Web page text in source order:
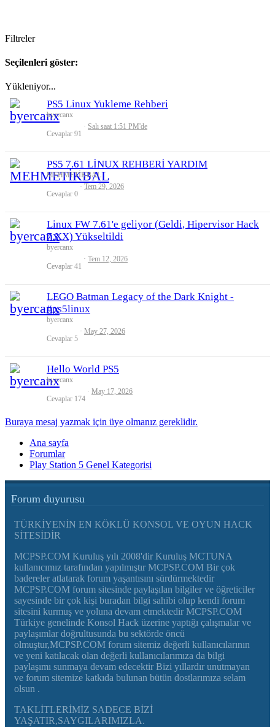
Filtreler
Seçilenleri göster:
Yükleniyor...
PS5 Linux Yukleme Rehberi
byercanx
Cevaplar 91
Salı saat 1:51 PM'de
PS5 7.61 LİNUX REHBERİ YARDIM
MEHMETİKBAL
Cevaplar 0
Tem 29, 2026
Linux FW 7.61'e geliyor (Geldi, Hipervisor Hack
7.XX) Yükseltildi
byercanx
Cevaplar 41
Tem 12, 2026
LEGO Batman Legacy of the Dark Knight -
#ps5linux
byercanx
Cevaplar 5
May 27, 2026
Hello World PS5
byercanx
Cevaplar 174
May 17, 2026
Buraya mesaj yazmak için üye olmanız gereklidir.
Ana sayfa
Forumlar
Play Station 5 Genel Kategorisi
Forum duyurusu
TÜRKİYENİN EN KÖKLÜ KONSOL VE OYUN HACK
SİTESİDİR
MCPSP.COM Kuruluş yılı 2008'dir Kuruluş MCTUNA
kullanıcımız tarafından yapılmıştır MCPSP.COM Bir çok
badereler atlatarak forum yaşantısını sürdürmektedir
MCPSP.COM forum sitesinde paylaşılan bilgiler ve öğreticiler
sayesinde bir çok kişi buradan bilgi sahibi olup kendi forum
sitesini kurmuş ve yoluna devam etmektedir MCPSP.COM
Türkiye genelinde Konsol Hack üzerine yaptığı çalışmalar ve
paylaşımlar doğrultusunda bu sektörde öncü
olmuştur,MCPSP.COM forum sitemiz değerli kullanıcılarının
ve yeni katılacak olan değerli kullanıcılarımıza da bilgi
paylaşımı sunmaya devam edecektir Bizi yıllardır unutmayan
ve forum sitemize katkıda bulunan bütün dostlarımıza selam
olsun .
TAKLİTLERİMİZ SADECE BİZİ
YAŞATIR,SAYGILARIMIZLA.